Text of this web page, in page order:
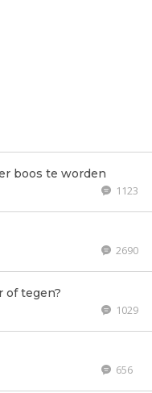
boos te worden
1123
2690
of tegen?
1029
656